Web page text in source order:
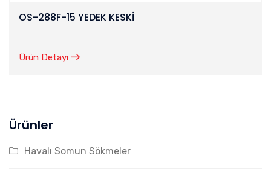
OS-288F-15 YEDEK KESKİ
Ürün Detayı
Ürünler
Havalı Somun Sökmeler